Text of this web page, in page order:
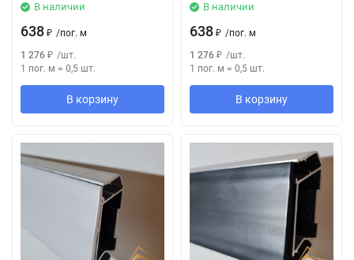
В наличии
638 ₽ /пог. м
1 276 ₽ /шт.
1 пог. м = 0,5 шт.
В корзину
В наличии
638 ₽ /пог. м
1 276 ₽ /шт.
1 пог. м = 0,5 шт.
В корзину